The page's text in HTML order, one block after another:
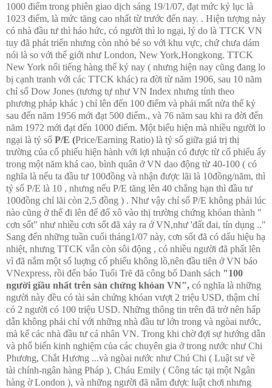
1000 điểm trong phiên giao dịch sáng 19/1/07, đạt mức kỷ lục là
1023 điểm, là mức tăng cao nhất từ trước đến nay. . Hiện tượng này
có nhà đầu tư thì háo hức, có người thì lo ngại, lý do là TTCK VN
tuy đã phát triển nhưng còn nhỏ bé so với khu vực, chứ chưa dám
nói là so với thế giới như London, New York,Hongkong. TTCK
New York nổi tiếng hàng thế kỷ nay ( nhưng hiện nay cũng đang lo
bị cạnh tranh với các TTCK khác) ra đời từ năm 1906, sau 10 năm
chỉ số Dow Jones (tương tự như VN Index nhưng tính theo
phương pháp khác ) chỉ lên đến 100 điểm và phải mất nửa thế kỷ
sau đến năm 1956 mới đạt 500 điểm., và 76 năm sau khi ra đời đến
năm 1972 mới đạt đến 1000 điểm. Một biểu hiện mà nhiều người lo
ngại là tỷ số P/E (Price/Earning Ratio) là tỷ số giữa giá trị thị
trường của cổ phiếu hiện hành với lợi nhuận có được từ cổ phiếu ấy
trong một năm khá cao, bình quân ở VN dao động từ 40-100 ( có
nghĩa là nếu ta đầu tư 100đồng và nhận được lãi là 10đồng/năm, thì
tỷ số P/E là 10 , nhưng nếu P/E tăng lên 40 chẳng hạn thì đầu tư
100đồng chỉ lãi còn 2,5 đồng ) . Như vậy chỉ số P/E không phải lúc
nào cũng ở thế đi lên để đổ xô vào thị trường chứng khóan thành "
cơn sốt" như nhiều cơn sốt đã xảy ra ở VN,như 'đất đai, tín dụng .."
Sang đến những tuần cuối tháng1/07 này, cơn sốt đã có dấu hiệu hạ
nhiệt, nhưng TTCK vẫn còn sôi động , có nhiều người đã phất lên
vì đã nắm một số luợng cổ phiếu không lồ,nên đầu tiên ở VN báo
VNexpress, rồi đến báo Tuổi Trẽ đã công bố Danh sách "100
người giầu nhất trên sàn chứng khóan VN", có nghĩa là những
người này đều có tài sản chứng khóan vượt 2 triệu USD, thậm chí
có 2 người có 100 triệu USD. Những thông tin trên đã trở nên hấp
dẫn không phải chỉ với những nhà đầu tư lớn trong và ngòai nước,
mà kể các nhà đầu tư cá nhân VN. Trong khi chờ đợi sự hướng dẫn
và phổ biến kinh nghiệm của các chuyên gia ở trong nước như Chi
Phương, Chắt Hương ...và ngòai nước như Chú Chi ( Luật sư về
tài chính-ngân hàng Pháp ), Cháu Emily ( Công tác tại một Ngân
hàng ờ London ), và những người đã nắm được luật chơi nhưng